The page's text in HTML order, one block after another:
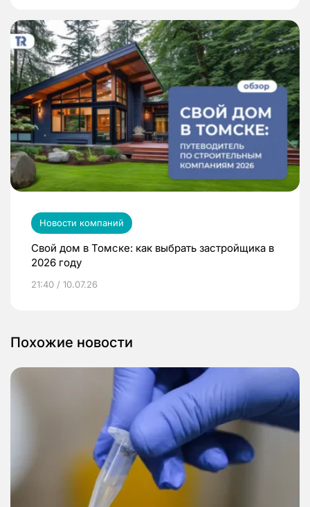
Новости компаний
Свой дом в Томске: как выбрать застройщика в
2026 году
21:40 / 10.07.26
Похожие новости